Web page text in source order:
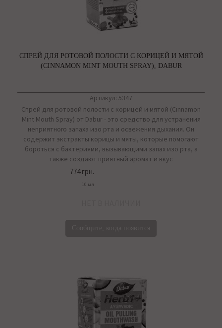
СПРЕЙ ДЛЯ РОТОВОЙ ПОЛОСТИ С КОРИЦЕЙ И МЯТОЙ
(CINNAMON MINT MOUTH SPRAY), DABUR
Артикул: 5347
Спрей для ротовой полости с корицей и мятой (Cinnamon
Mint Mouth Spray) от Dabur - это средство для устранения
неприятного запаха изо рта и освежения дыхания. Он
содержит экстракты корицы и мяты, которые помогают
бороться с бактериями, вызывающими запах изо рта, а
также создают приятный аромат и вкус
774 грн.
10 мл